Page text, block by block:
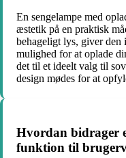
En sengelampe med
æstetik på en praktisk
behageligt lys, giver
mulighed for at oplade
det til et ideelt valg til
design mødes for at
Hvordan bidrager
funktion til